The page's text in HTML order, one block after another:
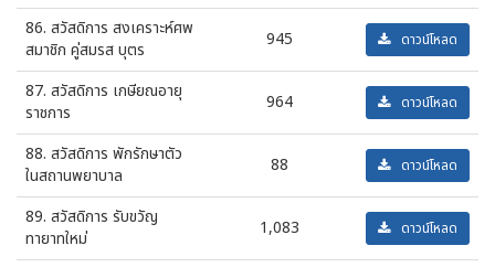
86. สวัสดิการ สงเคราะห์ศพ
สมาชิก คู่สมรส บุตร
945 ดาวน์โหลด
87. สวัสดิการ เกษียณอายุ
ราชการ
964 ดาวน์โหลด
88. สวัสดิการ พักรักษาตัว
ในสถานพยาบาล
88 ดาวน์โหลด
89. สวัสดิการ รับขวัญ
ทายาทใหม่
1,083 ดาวน์โหลด